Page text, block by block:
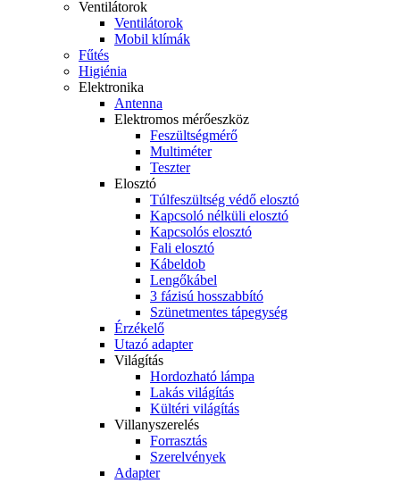
Ventilátorok
Ventilátorok
Mobil klímák
Fűtés
Higiénia
Elektronika
Antenna
Elektromos mérőeszköz
Feszültségmérő
Multiméter
Teszter
Elosztó
Túlfeszültség védő elosztó
Kapcsoló nélküli elosztó
Kapcsolós elosztó
Fali elosztó
Kábeldob
Lengőkábel
3 fázisú hosszabbító
Szünetmentes tápegység
Érzékelő
Utazó adapter
Világítás
Hordozható lámpa
Lakás világítás
Kültéri világítás
Villanyszerelés
Forrasztás
Szerelvények
Adapter